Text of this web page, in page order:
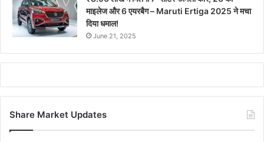
माइलेज और 6 एयरबैग – Maruti Ertiga 2025 ने मचा
दिया धमाल!
June 21, 2025
Share Market Updates